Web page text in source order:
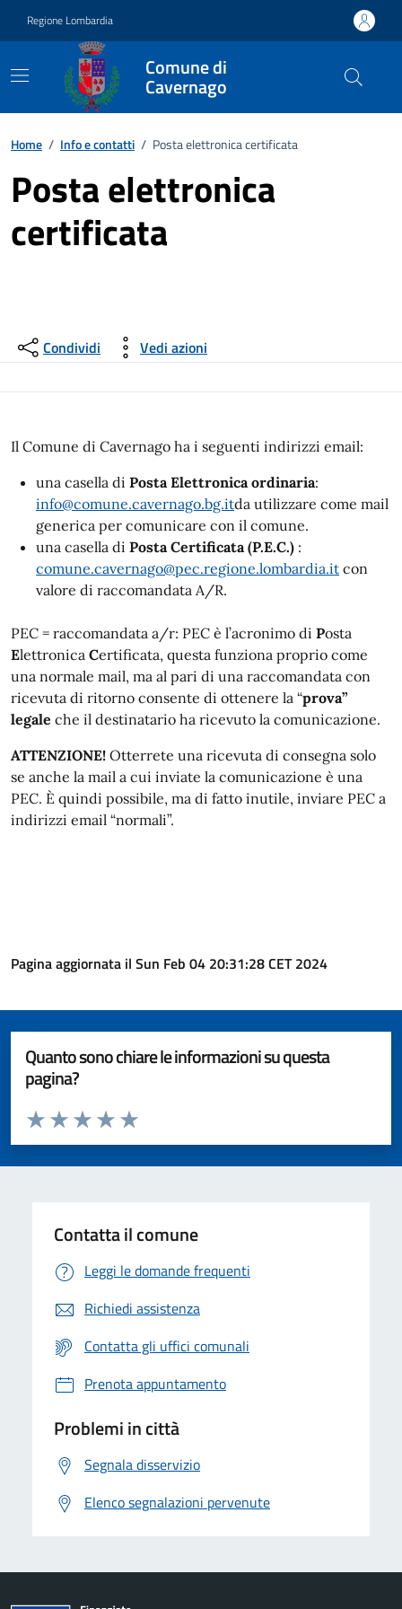
Regione Lombardia
Comune di
Cavernago
Home / Info e contatti / Posta elettronica certificata
Posta elettronica
certificata
Condividi Vedi azioni
Il Comune di Cavernago ha i seguenti indirizzi email:
una casella di Posta Elettronica ordinaria:
info@comune.cavernago.bg.itda utilizzare come mail
generica per comunicare con il comune.
una casella di Posta Certificata (P.E.C.) :
comune.cavernago@pec.regione.lombardia.it con
valore di raccomandata A/R.
PEC = raccomandata a/r: PEC è l’acronimo di Posta
Elettronica Certificata, questa funziona proprio come
una normale mail, ma al pari di una raccomandata con
ricevuta di ritorno consente di ottenere la “prova”
legale che il destinatario ha ricevuto la comunicazione.
ATTENZIONE! Otterrete una ricevuta di consegna solo
se anche la mail a cui inviate la comunicazione è una
PEC. È quindi possibile, ma di fatto inutile, inviare PEC a
indirizzi email “normali”.
Pagina aggiornata il Sun Feb 04 20:31:28 CET 2024
Quanto sono chiare le informazioni su questa
pagina?
Valuta da 1 a 5 stelle la pagina
Valuta 5 stelle su 5
Valuta 4 stelle su 5
Valuta 3 stelle su 5
Valuta 2 stelle su 5
Valuta 1 stelle su 5
Contatta il comune
Leggi le domande frequenti
Richiedi assistenza
Contatta gli uffici comunali
Prenota appuntamento
Problemi in città
Segnala disservizio
Elenco segnalazioni pervenute